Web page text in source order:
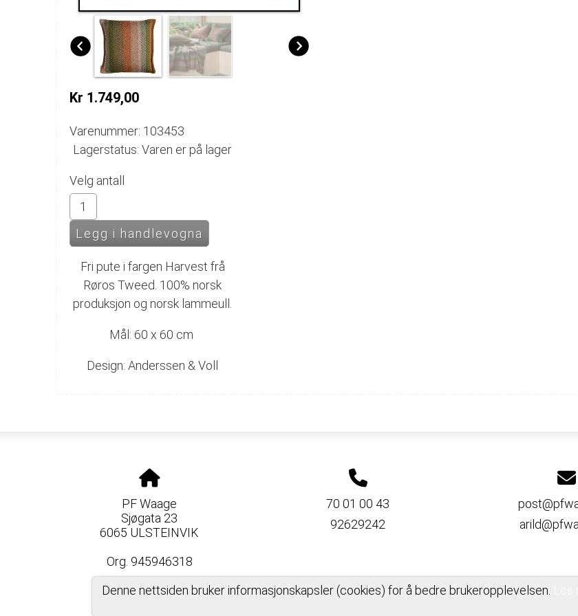
Kr 1.749,00
Varenummer: 103453
Lagerstatus: Varen er på lager
Velg antall
Fri pute i fargen Harvest frå
Røros Tweed. 100% norsk
produksjon og norsk lammeull.
Mål: 60 x 60 cm
Design: Anderssen & Voll
PF Waage
Sjøgata 23
6065 ULSTEINVIK
Org. 945946318
70 01 00 43
92629242
Denne nettsiden bruker informasjonskapsler (cookies) for å bedre brukeropplevelsen.